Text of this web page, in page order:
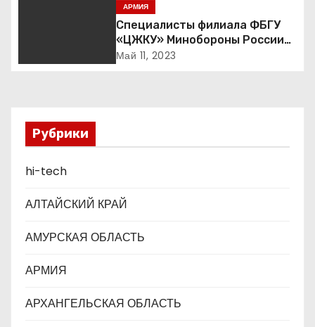
и
с
я
АРМИЯ
Специалисты филиала ФБГУ
«ЦЖКУ» Минобороны России
по ЦВО переведены в режим
Май 11, 2023
Рубрики
hi-tech
АЛТАЙСКИЙ КРАЙ
АМУРСКАЯ ОБЛАСТЬ
АРМИЯ
АРХАНГЕЛЬСКАЯ ОБЛАСТЬ